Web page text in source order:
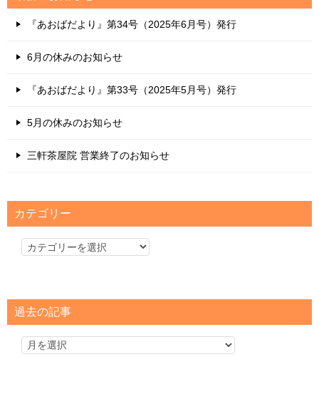
『あおばだより』第34号（2025年6月号）発行
6月の休みのお知らせ
『あおばだより』第33号（2025年5月号）発行
5月の休みのお知らせ
三軒茶屋院 営業終了のお知らせ
カテゴリー
カ
リ
ー
過去の記事